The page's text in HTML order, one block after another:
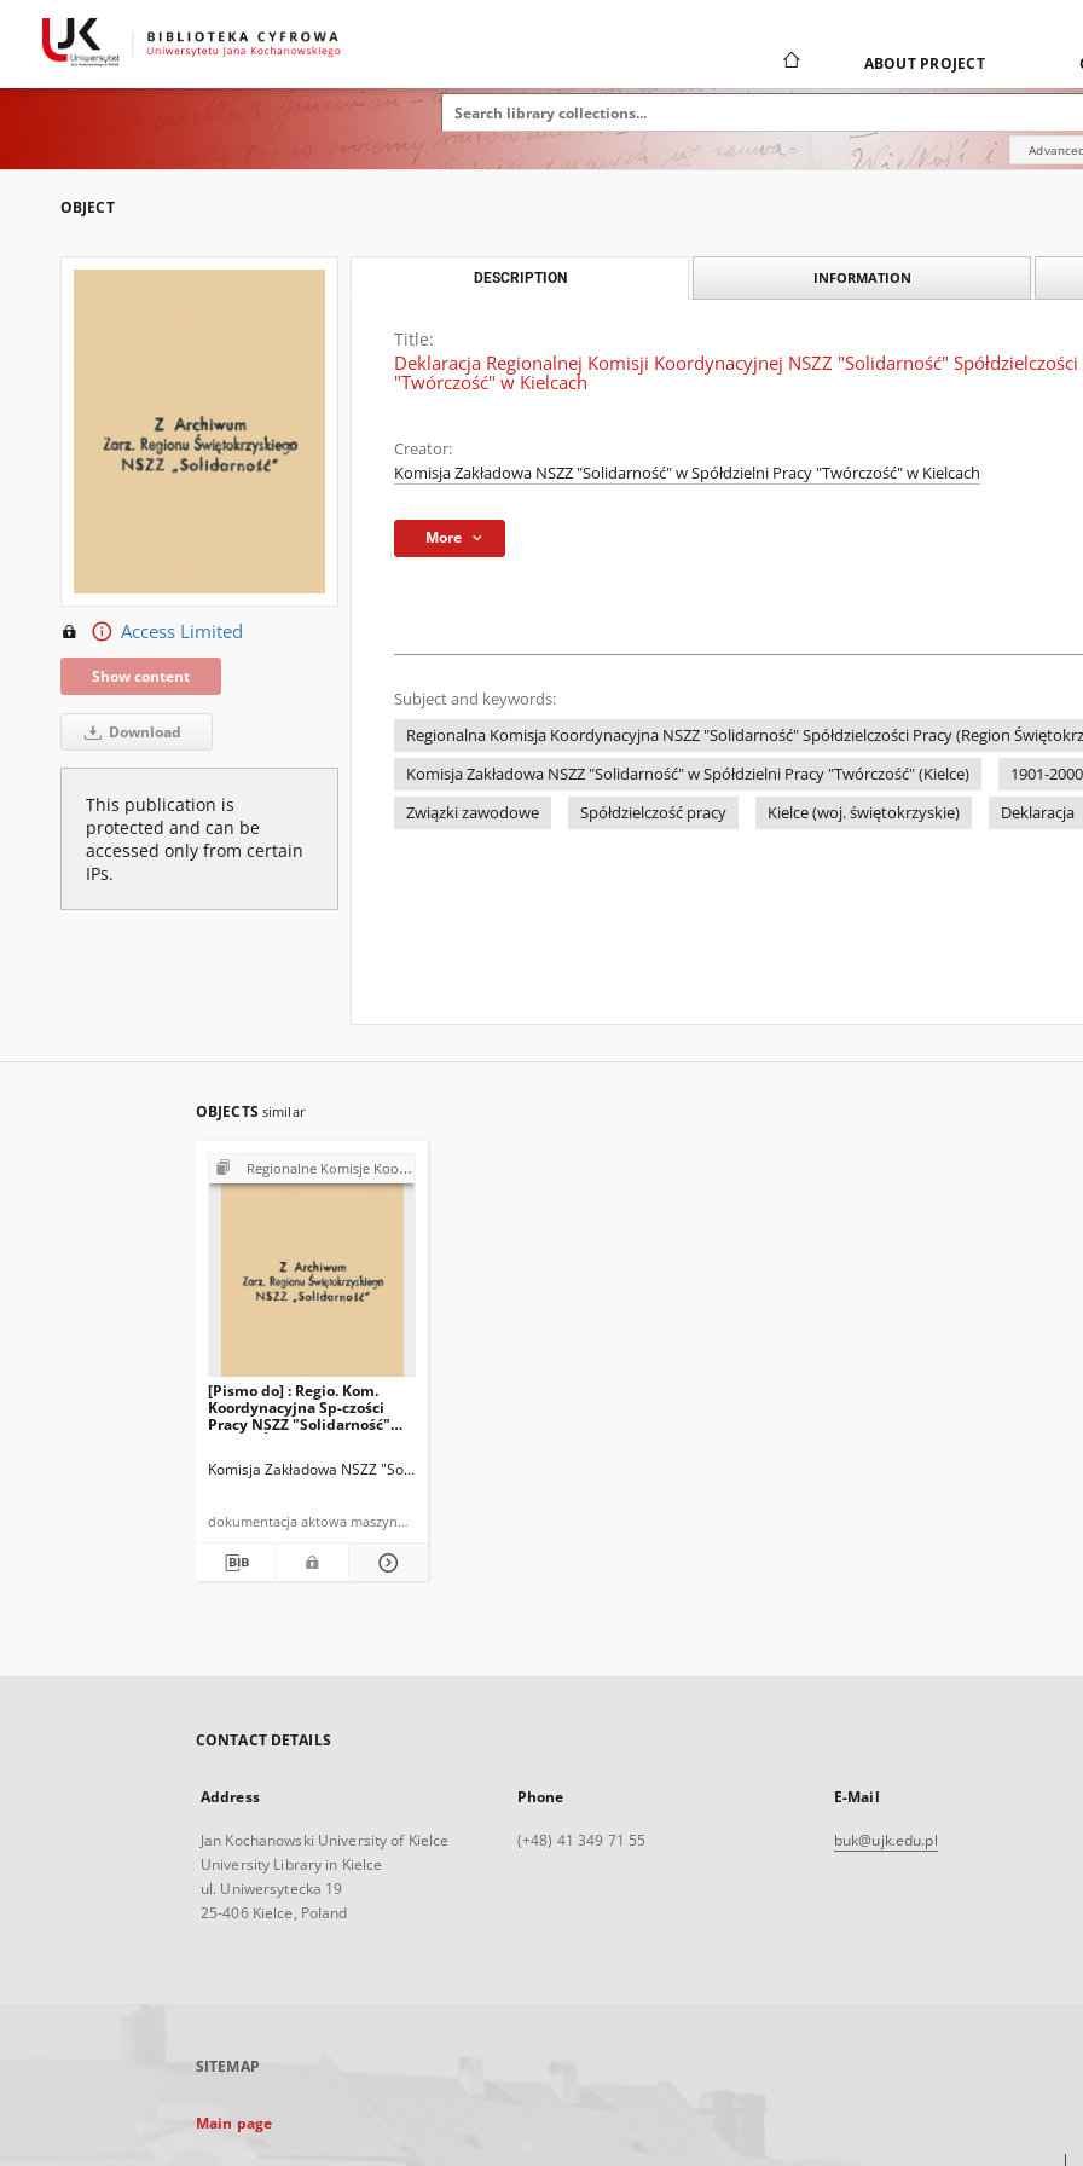
ABOUT PROJECT
OBJECT
Access Limited
Show content
Download
This publication is
protected and can be
accessed only from certain
IPs.
DESCRIPTION INFORMATION
Title:
Deklaracja Regionalnej Komisji Koordynacyjnej NSZZ "Solidarność"
"Twórczość" w Kielcach
Creator:
Komisja Zakładowa NSZZ "Solidarność" w Spółdzielni Pracy "Twórczość" w Kielcach
More
Subject and keywords:
Regionalna Komisja Koordynacyjna NSZZ "Solidarność" Spółdzielczości Pracy (Region
Komisja Zakładowa NSZZ "Solidarność" w Spółdzielni Pracy "Twórczość" (Kielce)
1901-2000
Związki zawodowe
Spółdzielczość pracy Kielce (woj. świętokrzyskie) Deklaracja
OBJECTS similar
Regionalne Komisje Koordynacyjne NSZZ "Solidarność"
[Pismo do] : Regio. Kom.
Koordynacyjna Sp-czości
Pracy NSZZ "Solidarność"
Komisja Zakładowa NSZZ "Solidarność" w Spółdzielni Pracy "Twórczość" w Kielcach
dokumentacja aktowa maszynopis
CONTACT DETAILS
Address
Jan Kochanowski University of Kielce
University Library in Kielce
ul. Uniwersytecka 19
25-406 Kielce, Poland
Phone
(+48) 41 349 71 55
E-Mail
buk@ujk.edu.pl
SITEMAP
Main page